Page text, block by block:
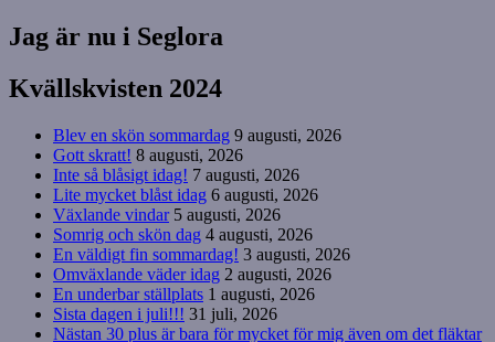
Jag är nu i Seglora
Kvällskvisten 2024
Blev en skön sommardag 9 augusti, 2026
Gott skratt! 8 augusti, 2026
Inte så blåsigt idag! 7 augusti, 2026
Lite mycket blåst idag 6 augusti, 2026
Växlande vindar 5 augusti, 2026
Somrig och skön dag 4 augusti, 2026
En väldigt fin sommardag! 3 augusti, 2026
Omväxlande väder idag 2 augusti, 2026
En underbar ställplats 1 augusti, 2026
Sista dagen i juli!!! 31 juli, 2026
Nästan 30 plus är bara för mycket för mig även om det fläktar